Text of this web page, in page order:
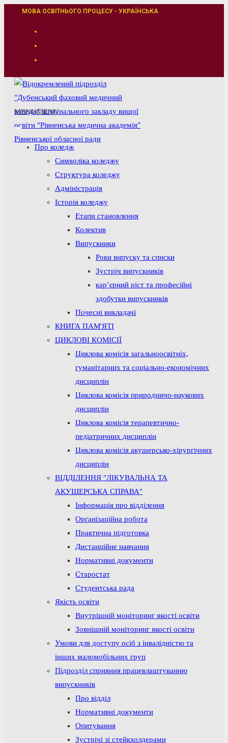
ПерейтиМОВА ОСВІТНЬОГО ПРОЦЕСУ - УКРАЇНСЬКА
MENUMENU
Про коледж
Символіка коледжу
Структура коледжу
Адміністрація
Історія коледжу
Етапи становлення
Колектив
Випускники
Роки випуску та списки
Зустріч випускників
кар’єрний ріст та професійні
здобутки випускників
Почесні викладачі
КНИГА ПАМ'ЯТІ
ЦИКЛОВІ КОМІСІЇ
Циклова комісія загальноосвітніх,
гуманітарних та соціально-економічних
дисциплін
Циклова комісія природничо-наукових
дисциплін
Циклова комісія терапевтично-
педіатричних дисциплін
Циклова комісія акушерсько-хірургічних
дисциплін
ВІДДІЛЕННЯ "ЛІКУВАЛЬНА ТА
АКУШЕРСЬКА СПРАВА"
Інформація про відділення
Організаційна робота
Практична підготовка
Дистанційне навчання
Нормативні документи
Старостат
Студентська рада
Якість освіти
Внутрішній моніторинг якості освіти
Зовнішній моніторинг якості освіти
Умови для доступу осіб з інвалідністю та
інших маломобільних груп
Підрозділ сприяння працевлаштуванню
випускників
Про відділ
Нормативні документи
Опитування
Зустрічі зі стейкхолдерами